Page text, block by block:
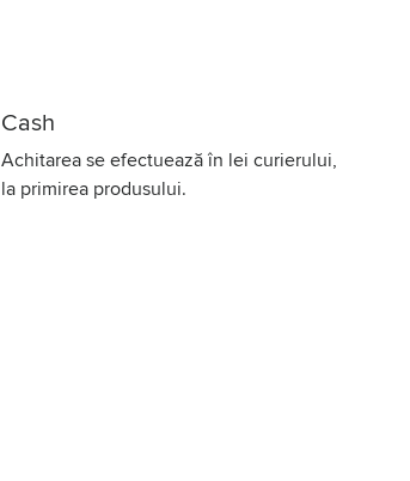
Cash
Achitarea se efectuează în lei curierului,
la primirea produsului.